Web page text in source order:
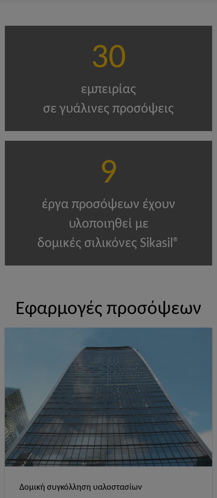
30
εμπειρίας
σε γυάλινες προσόψεις
9
έργα προσόψεων έχουν
υλοποιηθεί με
δομικές σιλικόνες Sikasil®
Εφαρμογές προσόψεων
Δομική συγκόλληση υαλοστασίων